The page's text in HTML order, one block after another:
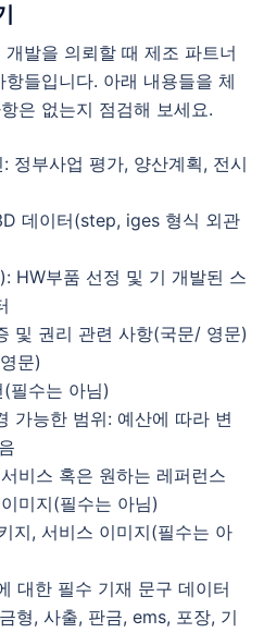
발을 의뢰할 때 제조 파트너
들입니다. 아래 내용들을 체
은 없는지 점검해 보세요.
정부사업 평가, 양산계획, 전시
데이터(step, iges 형식 외관
HW부품 선정 및 기 개발된 스
및 권리 관련 사항(국문/ 영문)
문)
필수는 아님)
가능한 범위: 예산에 따라 변
비스 혹은 원하는 레퍼런스
미지(필수는 아님)
지, 서비스 이미지(필수는 아
대한 필수 기재 문구 데이터
형, 사출, 판금, ems, 포장, 기